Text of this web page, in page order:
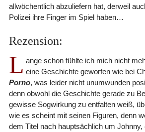
allwöchentlich abzuliefern hat, derweil
Polizei ihre Finger im Spiel haben…
Rezension:
L ange schon fühlte ich mich nicht
eine Geschichte geworfen wie bei
Porno, was leider nicht unumwunden
denn obwohl die Geschichte gerade zu
gewisse Sogwirkung zu entfalten weiß,
wie es scheint mit seinen Figuren, denn
dem Titel nach hauptsächlich um